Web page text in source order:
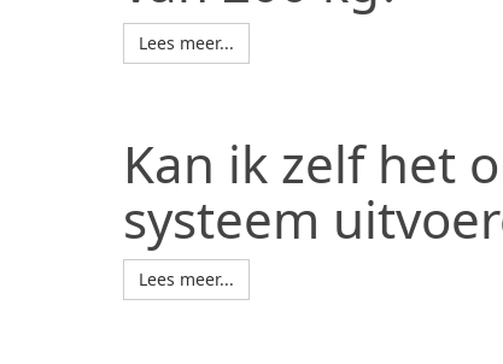
Lees meer...
Kan ik zelf het
systeem
Lees meer...